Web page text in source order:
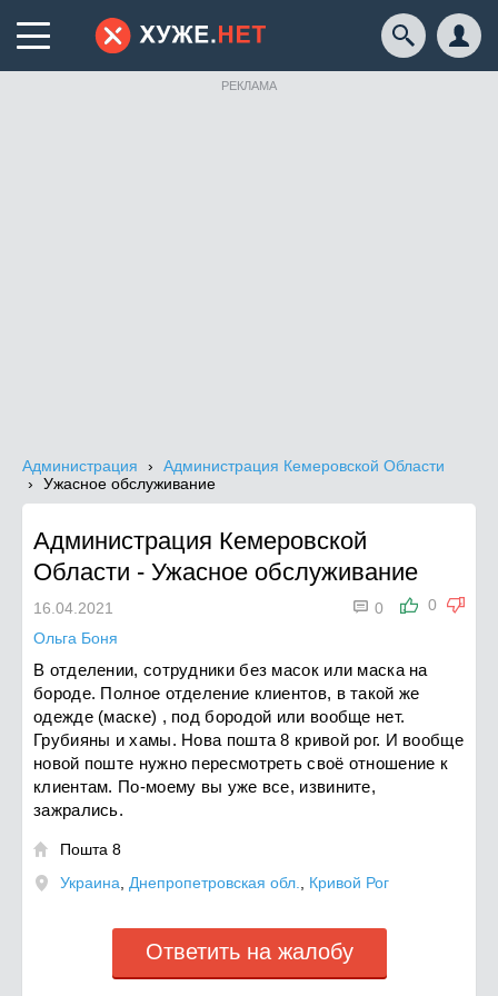
РЕКЛАМА
Администрация
Администрация Кемеровской Области
Ужасное обслуживание
Администрация Кемеровской
Области - Ужасное обслуживание
0
 0
16.04.2021
Ольга Боня
В отделении, сотрудники без масок или маска на
бороде. Полное отделение клиентов, в такой же
одежде (маске) , под бородой или вообще нет.
Грубияны и хамы. Нова пошта 8 кривой рог. И вообще
новой поште нужно пересмотреть своё отношение к
клиентам. По-моему вы уже все, извините,
зажрались.

Пошта 8
Украина
Днепропетровская обл. Кривой Рог
Ответить на жалобу